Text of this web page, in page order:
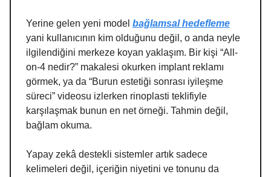
Yerine gelen yeni model bağlamsal hedefleme
yani kullanıcının kim olduğunu değil, o anda neyle
ilgilendiğini merkeze koyan yaklaşım. Bir kişi “All-
on-4 nedir?” makalesi okurken implant reklamı
görmek, ya da “Burun estetiği sonrası iyileşme
süreci” videosu izlerken rinoplasti teklifiyle
karşılaşmak bunun en net örneği. Tahmin değil,
bağlam okuma.
Yapay zekâ destekli sistemler artık sadece
kelimeleri değil, içeriğin niyetini ve tonunu da